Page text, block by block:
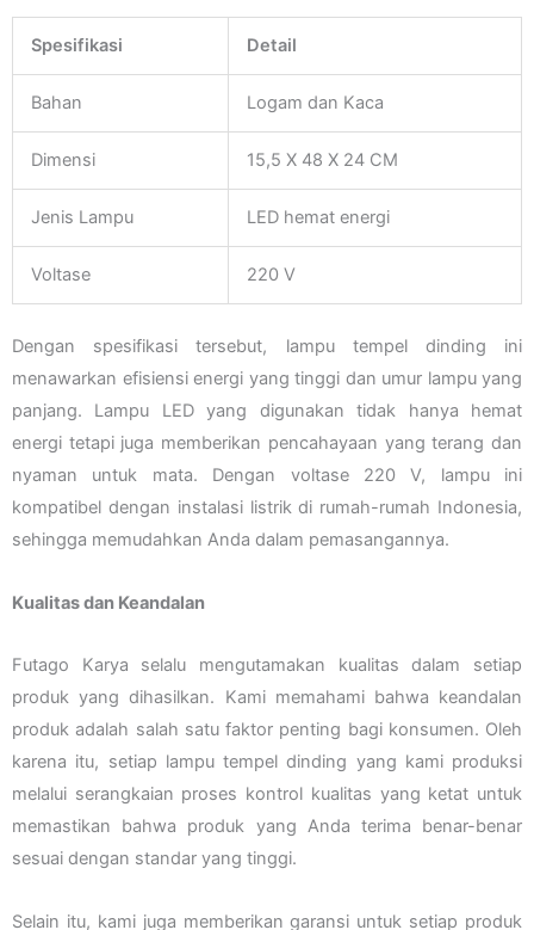
Spesifikasi Detail
Bahan Logam dan Kaca
Dimensi 15,5 X 48 X 24 CM
Jenis Lampu LED hemat energi
Voltase 220 V
Dengan spesifikasi tersebut, lampu tempel dinding ini
menawarkan efisiensi energi yang tinggi dan umur lampu yang
panjang. Lampu LED yang digunakan tidak hanya hemat
energi tetapi juga memberikan pencahayaan yang terang dan
nyaman untuk mata. Dengan voltase 220 V, lampu ini
kompatibel dengan instalasi listrik di rumah-rumah Indonesia,
sehingga memudahkan Anda dalam pemasangannya.
Kualitas dan Keandalan
Futago Karya selalu mengutamakan kualitas dalam setiap
produk yang dihasilkan. Kami memahami bahwa keandalan
produk adalah salah satu faktor penting bagi konsumen. Oleh
karena itu, setiap lampu tempel dinding yang kami produksi
melalui serangkaian proses kontrol kualitas yang ketat untuk
memastikan bahwa produk yang Anda terima benar-benar
sesuai dengan standar yang tinggi.
Selain itu, kami juga memberikan garansi untuk setiap produk